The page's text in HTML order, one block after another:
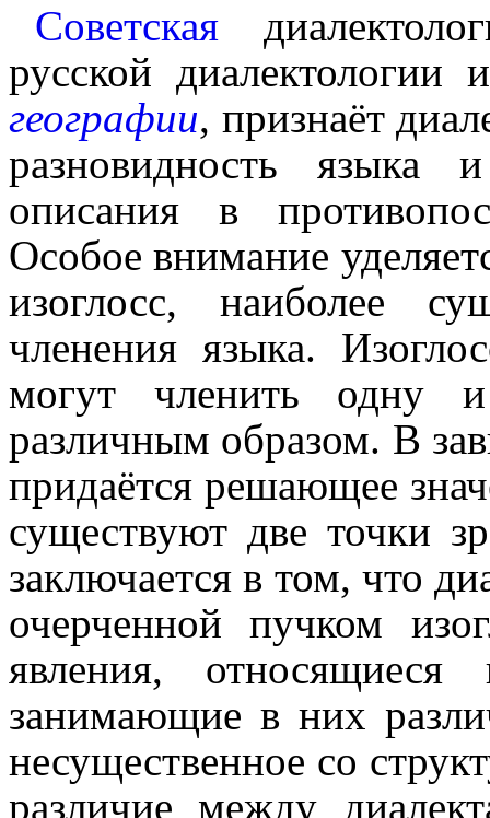
Советская
русской
географии, признаёт
разно­вид­ность языка
описания в
Особое внимание
изоглосс, наиболее
членения языка.
могут членить одну
различным образом. В
придаётся решающее
существуют две точки
заключается в том, что
очерченной пучком
явления,
занимающие в них
несущественное со
различие между